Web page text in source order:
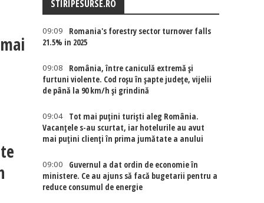
STIRIPESURSE.RO
09:09
Romania's forestry sector turnover falls
21.5% in 2025
09:08
România, între caniculă extremă și
furtuni violente. Cod roșu în șapte județe, vijelii
de până la 90 km/h și grindină
09:04
Tot mai puțini turiști aleg România.
Vacanțele s-au scurtat, iar hotelurile au avut
mai puțini clienți în prima jumătate a anului
09:00
Guvernul a dat ordin de economie în
ministere. Ce au ajuns să facă bugetarii pentru a
reduce consumul de energie